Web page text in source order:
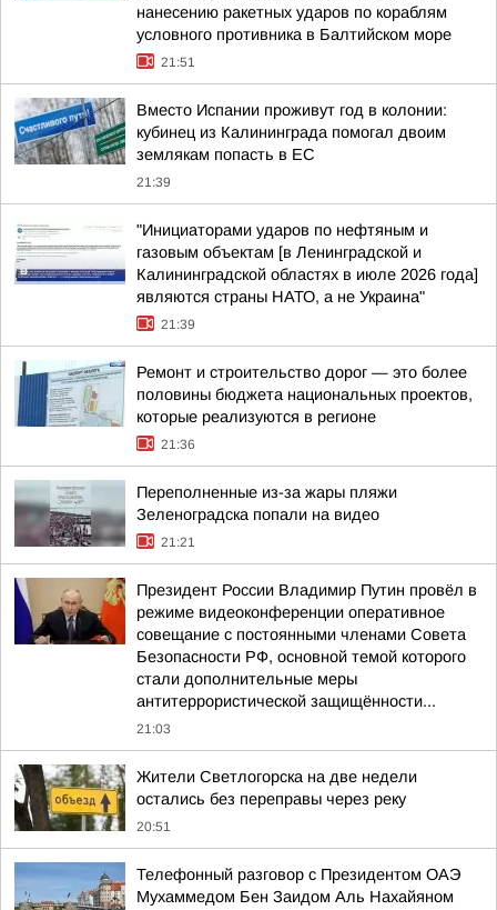
нанесению ракетных ударов по кораблям
условного противника в Балтийском море
21:51
Вместо Испании проживут год в колонии:
кубинец из Калининграда помогал двоим
землякам попасть в ЕС
21:39
"Инициаторами ударов по нефтяным и
газовым объектам [в Ленинградской и
Калининградской областях в июле 2026 года]
являются страны НАТО, а не Украина"
21:39
Ремонт и строительство дорог — это более
половины бюджета национальных проектов,
которые реализуются в регионе
21:36
Переполненные из-за жары пляжи
Зеленоградска попали на видео
21:21
Президент России Владимир Путин провёл в
режиме видеоконференции оперативное
совещание с постоянными членами Совета
Безопасности РФ, основной темой которого
стали дополнительные меры
антитеррористической защищённости...
21:03
Жители Светлогорска на две недели
остались без переправы через реку
20:51
Телефонный разговор с Президентом ОАЭ
Мухаммедом Бен Заидом Аль Нахайяном